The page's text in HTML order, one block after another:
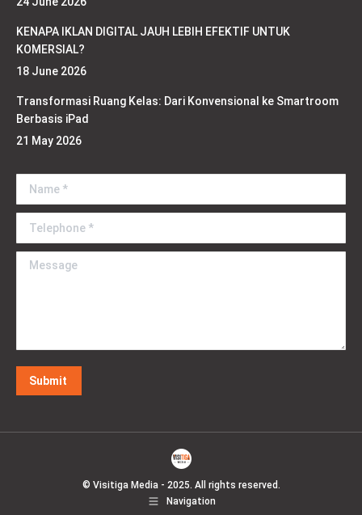
KENAPA IKLAN DIGITAL JAUH LEBIH EFEKTIF UNTUK
KOMERSIAL?
18 June 2026
Transformasi Ruang Kelas: Dari Konvensional ke Smartroom
Berbasis iPad
21 May 2026
Name *
Telephone *
Message
Submit
© Visitiga Media - 2025. All rights reserved.
Navigation